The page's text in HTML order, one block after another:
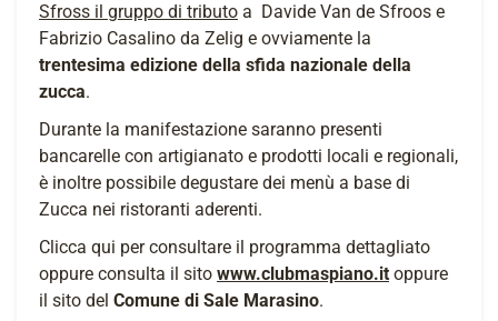
Sfross il gruppo di tributo a Davide Van de Sfroos e
Fabrizio Casalino da Zelig e ovviamente la
trentesima edizione della sfida nazionale della
zucca.
Durante la manifestazione saranno presenti
bancarelle con artigianato e prodotti locali e regionali,
è inoltre possibile degustare dei menù a base di
Zucca nei ristoranti aderenti.
Clicca qui per consultare il programma dettagliato
oppure consulta il sito www.clubmaspiano.it oppure
il sito del Comune di Sale Marasino.